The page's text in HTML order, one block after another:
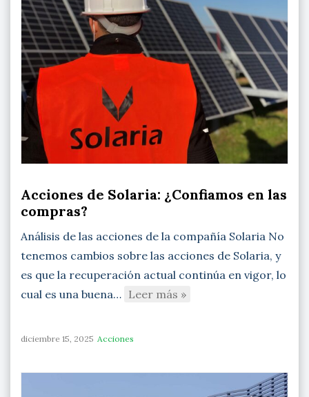
Acciones de Solaria: ¿Confiamos en las
compras?
Análisis de las acciones de la compañía Solaria No
tenemos cambios sobre las acciones de Solaria, y
es que la recuperación actual continúa en vigor, lo
cual es una buena… Leer más »
diciembre 15, 2025 Acciones